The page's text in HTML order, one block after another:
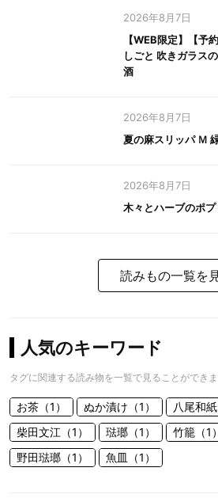
2026年8月7日
【WEB限定】【予
しごと 吹きガラス
酒
2026年8月7日
夏の麻スリッパ Ｍ
2026年8月7日
木々とハーブのポ
読みもの一覧を
人気のキーワード
タグに関連する読み物を一覧で見ることができ
お茶（1） ぬか漬け（1） 八尾和紙
柴田文江（1）
琺瑯（1） 竹籠（1）
野田琺瑯（1）
魚皿（1）